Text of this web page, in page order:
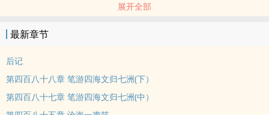
展开全部
最新章节
后记
第四百八十八章 笔游四海文归七洲(下）
第四百八十七章 笔游四海文归七洲(中）